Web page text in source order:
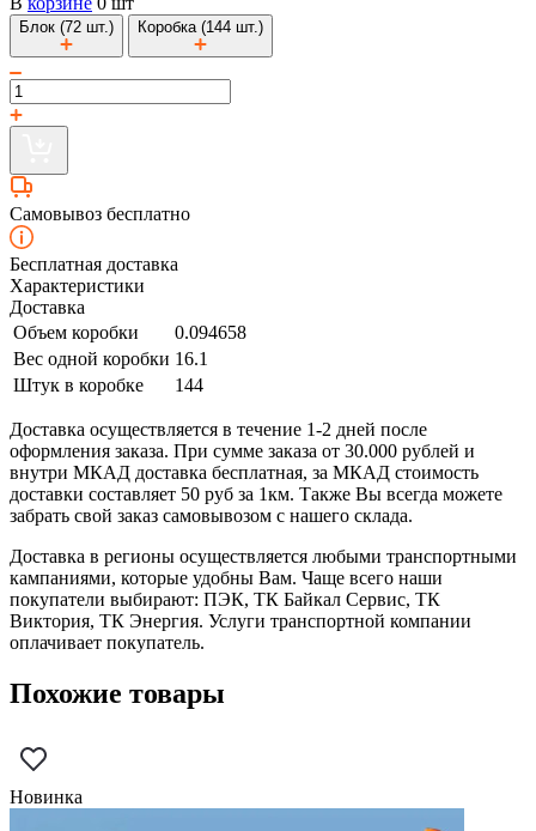
Блок (72 шт.) Коробка (144 шт.)
Самовывоз бесплатно
Бесплатная доставка
Характеристики
Доставка
Объем коробки
0.094658
Вес одной коробки 16.1
Штук в коробке
144
Доставка осуществляется в течение 1-2 дней после
оформления заказа. При сумме заказа от 30.000 рублей и
внутри МКАД доставка бесплатная, за МКАД стоимость
доставки составляет 50 руб за 1км. Также Вы всегда можете
забрать свой заказ самовывозом с нашего склада.
Доставка в регионы осуществляется любыми транспортными
кампаниями, которые удобны Вам. Чаще всего наши
покупатели выбирают: ПЭК, ТК Байкал Сервис, ТК
Виктория, ТК Энергия. Услуги транспортной компании
оплачивает покупатель.
Похожие товары
Новинка